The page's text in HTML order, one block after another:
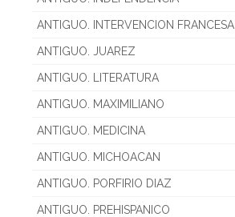
ANTIGUO. INTERVENCION FRANCESA
ANTIGUO. JUAREZ
ANTIGUO. LITERATURA
ANTIGUO. MAXIMILIANO
ANTIGUO. MEDICINA
ANTIGUO. MICHOACAN
ANTIGUO. PORFIRIO DIAZ
ANTIGUO. PREHISPANICO